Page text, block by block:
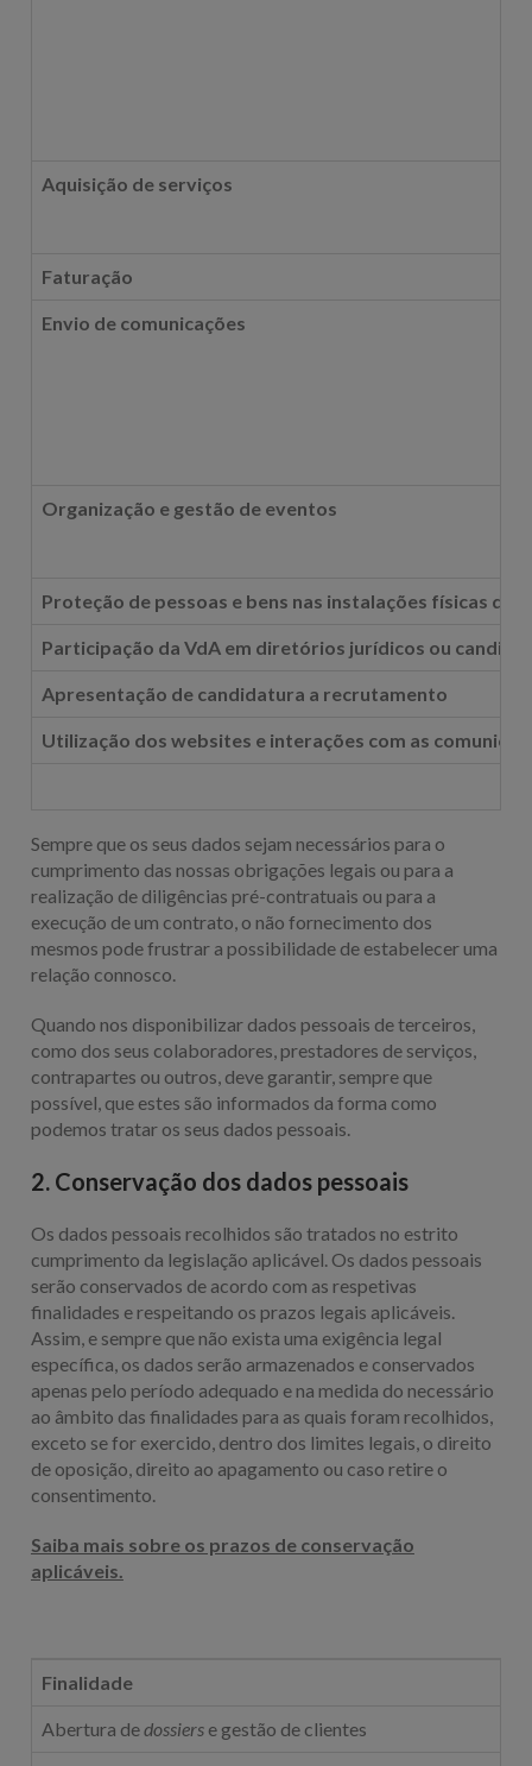
Aquisição de serviços
Faturação
Envio de comunicações
Organização e gestão de eventos
Proteção de pessoas e bens nas instalações físicas da
Participação da VdA em diretórios jurídicos ou
Apresentação de candidatura a recrutamento
Utilização dos websites e interações com as
Sempre que os seus dados sejam necessários para o
cumprimento das nossas obrigações legais ou para a
realização de diligências pré-contratuais ou para a
execução de um contrato, o não fornecimento dos
mesmos pode frustrar a possibilidade de estabelecer uma
relação connosco.
Quando nos disponibilizar dados pessoais de terceiros,
como dos seus colaboradores, prestadores de serviços,
contrapartes ou outros, deve garantir, sempre que
possível, que estes são informados da forma como
podemos tratar os seus dados pessoais.
2. Conservação dos dados pessoais
Os dados pessoais recolhidos são tratados no estrito
cumprimento da legislação aplicável. Os dados pessoais
serão conservados de acordo com as respetivas
finalidades e respeitando os prazos legais aplicáveis.
Assim, e sempre que não exista uma exigência legal
específica, os dados serão armazenados e conservados
apenas pelo período adequado e na medida do necessário
ao âmbito das finalidades para as quais foram recolhidos,
exceto se for exercido, dentro dos limites legais, o direito
de oposição, direito ao apagamento ou caso retire o
consentimento.
Saiba mais sobre os prazos de conservação
aplicáveis.
Finalidade
Abertura dedossierse gestão de clientes